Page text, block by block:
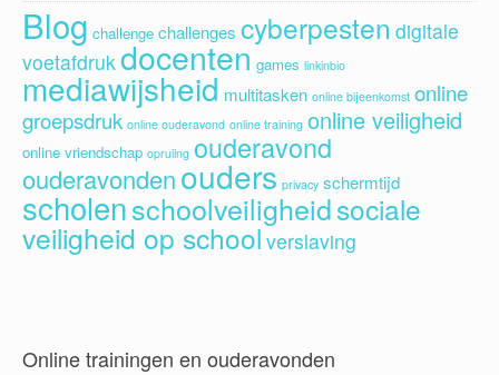
Blog challenge challenges cyberpesten digitale
voetafdrukdocenten games linkinbio
mediawijsheid multitasken online bijeenkomst online
groepsdruk online ouderavond online training online veiligheid
online vriendschap opruiing ouderavond
ouderavondenouders privacy schermtijd
scholenschoolveiligheidsociale
veiligheid op school verslaving
Online trainingen en ouderavonden